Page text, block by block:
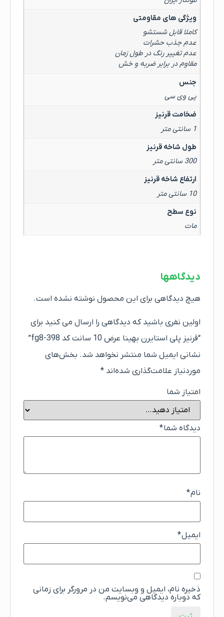
ویژگی های مقاومتی
کاملا قابل شستشو
عدم جذب حشرات
عدم تغییر رنگ در طول زمان
مقاوم در برابر ضربه و خش
جنس
پی وی سی
ضخامت قرنیز
1 سانتی متر
طول شاخه قرنیز
300 سانتی متر
ارتفاع شاخه قرنیز
10 سانتی متر
نوع سطح
مات
دیدگاهها
هیچ دیدگاهی برای این محصول نوشته نشده است.
اولین نفری باشید که دیدگاهی را ارسال می کنید برای
“قرنیز پلی استایرن بهینا عرض 10 سانت کد fg8-398”
نشانی ایمیل شما منتشر نخواهد شد. بخش‌های
موردنیاز علامت‌گذاری شده‌اند *
امتیاز شما
دیدگاه شما*
نام*
ایمیل*
ذخیره نام، ایمیل و وبسایت من در مرورگر برای زمانی
که دوباره دیدگاهی می‌نویسم.